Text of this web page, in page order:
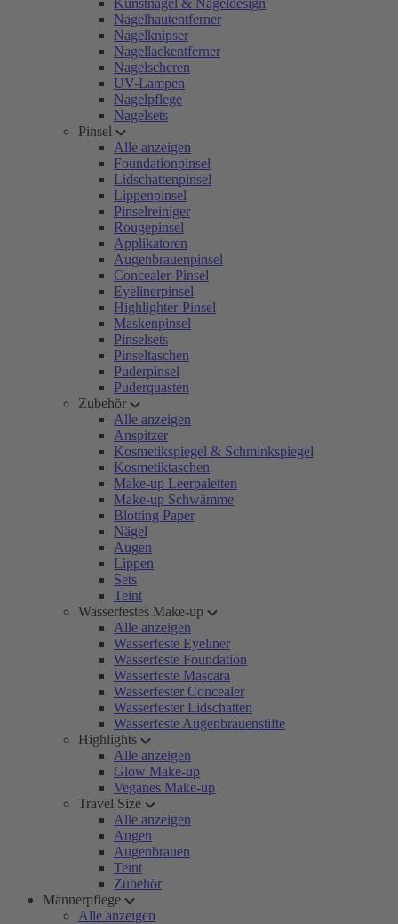
Kunstnägel & Nageldesign
Nagelhautentferner
Nagelknipser
Nagellackentferner
Nagelscheren
UV-Lampen
Nagelpflege
Nagelsets
Pinsel
Alle anzeigen
Foundationpinsel
Lidschattenpinsel
Lippenpinsel
Pinselreiniger
Rougepinsel
Applikatoren
Augenbrauenpinsel
Concealer-Pinsel
Eyelinerpinsel
Highlighter-Pinsel
Maskenpinsel
Pinselsets
Pinseltaschen
Puderpinsel
Puderquasten
Zubehör
Alle anzeigen
Anspitzer
Kosmetikspiegel & Schminkspiegel
Kosmetiktaschen
Make-up Leerpaletten
Make-up Schwämme
Blotting Paper
Nägel
Augen
Lippen
Sets
Teint
Wasserfestes Make-up
Alle anzeigen
Wasserfeste Eyeliner
Wasserfeste Foundation
Wasserfeste Mascara
Wasserfester Concealer
Wasserfester Lidschatten
Wasserfeste Augenbrauenstifte
Highlights
Alle anzeigen
Glow Make-up
Veganes Make-up
Travel Size
Alle anzeigen
Augen
Augenbrauen
Teint
Zubehör
Männerpflege
Alle anzeigen